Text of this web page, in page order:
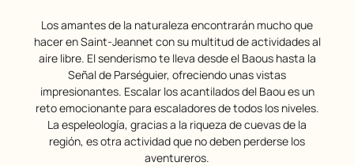
Los amantes de la naturaleza encontrarán mucho que
hacer en Saint-Jeannet con su multitud de actividades al
aire libre. El senderismo te lleva desde el Baous hasta la
Señal de Parséguier, ofreciendo unas vistas
impresionantes. Escalar los acantilados del Baou es un
reto emocionante para escaladores de todos los niveles.
La espeleología, gracias a la riqueza de cuevas de la
región, es otra actividad que no deben perderse los
aventureros.